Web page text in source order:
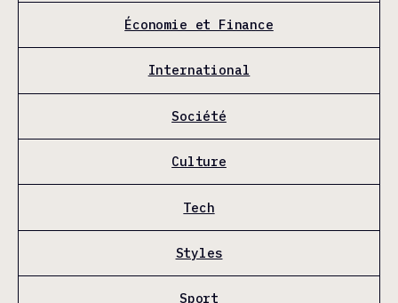
Économie et Finance
International
Société
Culture
Tech
Styles
Sport